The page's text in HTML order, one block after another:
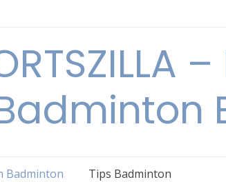
Badminton Tips Badminton